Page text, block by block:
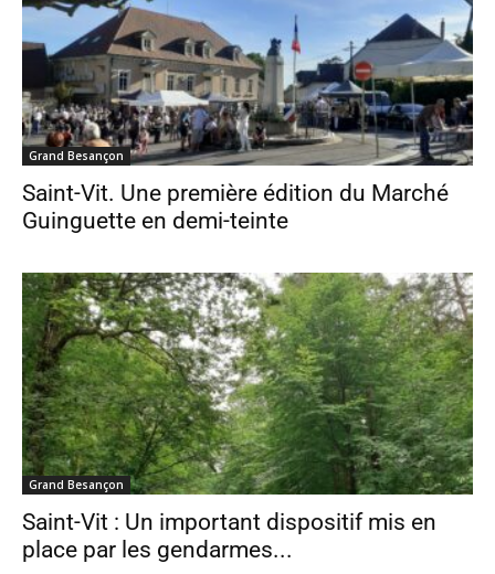
Grand Besançon
Saint-Vit. Une première édition du Marché
Guinguette en demi-teinte
Grand Besançon
Saint-Vit : Un important dispositif mis en
place par les gendarmes...